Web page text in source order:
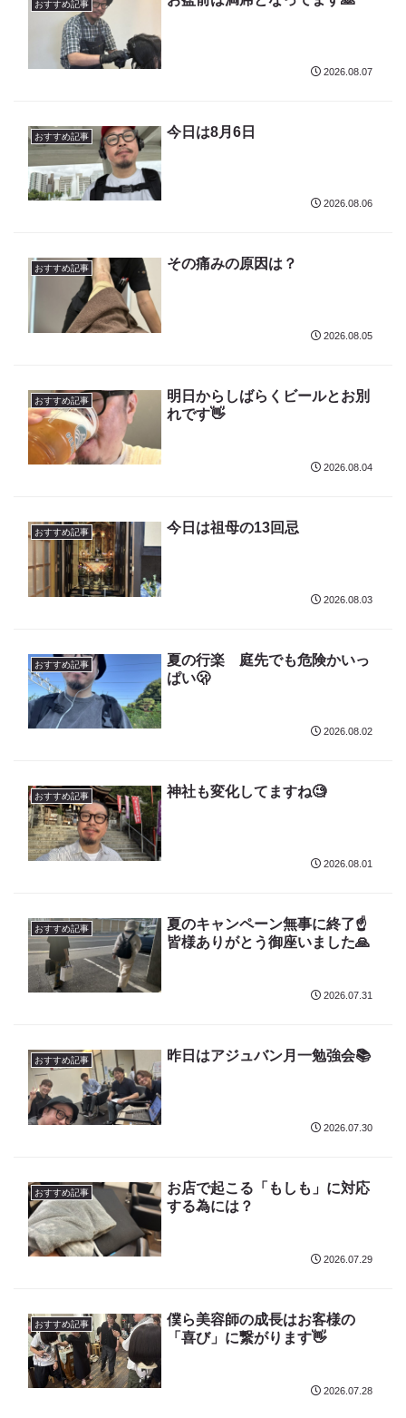
おすすめ記事
2026.08.07
おすすめ記事 今日は8月6日
2026.08.06
おすすめ記事 その痛みの原因は？
2026.08.05
おすすめ記事
明日からしばらくビールとお別
れです👋
2026.08.04
おすすめ記事 今日は祖母の13回忌
2026.08.03
おすすめ記事
夏の行楽 庭先でも危険かいっ
ぱい🫢
2026.08.02
おすすめ記事 神社も変化してますね🧐
2026.08.01
おすすめ記事
夏のキャンペーン無事に終了☝️
皆様ありがとう御座いました🙏
2026.07.31
おすすめ記事 昨日はアジュバン月一勉強会📚
2026.07.30
おすすめ記事
お店で起こる「もしも」に対応
する為には？
2026.07.29
おすすめ記事
僕ら美容師の成長はお客様の
「喜び」に繋がります👋
2026.07.28